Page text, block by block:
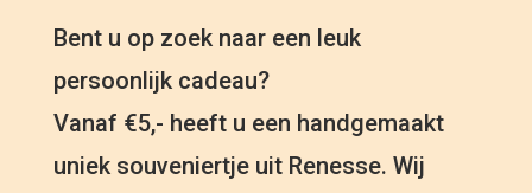
Bent u op zoek naar een leuk
persoonlijk cadeau?
Vanaf €5,- heeft u een handgemaakt
uniek souveniertje uit Renesse. Wij